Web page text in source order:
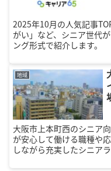
2025年10月の人気記事
がい」など、シニア世代
ング形式で紹介します。
地域
大阪市上本町西のシニア
が安心して働ける職種や
しながら充実したシニア